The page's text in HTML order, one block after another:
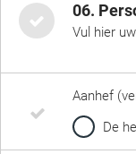
06.
Vul hier
Aanhef
De